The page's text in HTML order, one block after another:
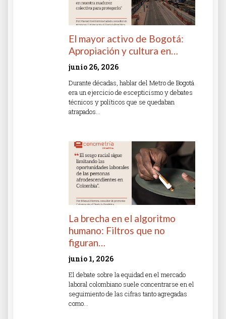
El mayor activo de Bogotá:
Apropiación y cultura en…
junio 26, 2026
Durante décadas, hablar del Metro de Bogotá
era un ejercicio de escepticismo y debates
técnicos y políticos que se quedaban
atrapados…
La brecha en el algoritmo
humano: Filtros que no
figuran…
junio 1, 2026
El debate sobre la equidad en el mercado
laboral colombiano suele concentrarse en el
seguimiento de las cifras tanto agregadas
como…